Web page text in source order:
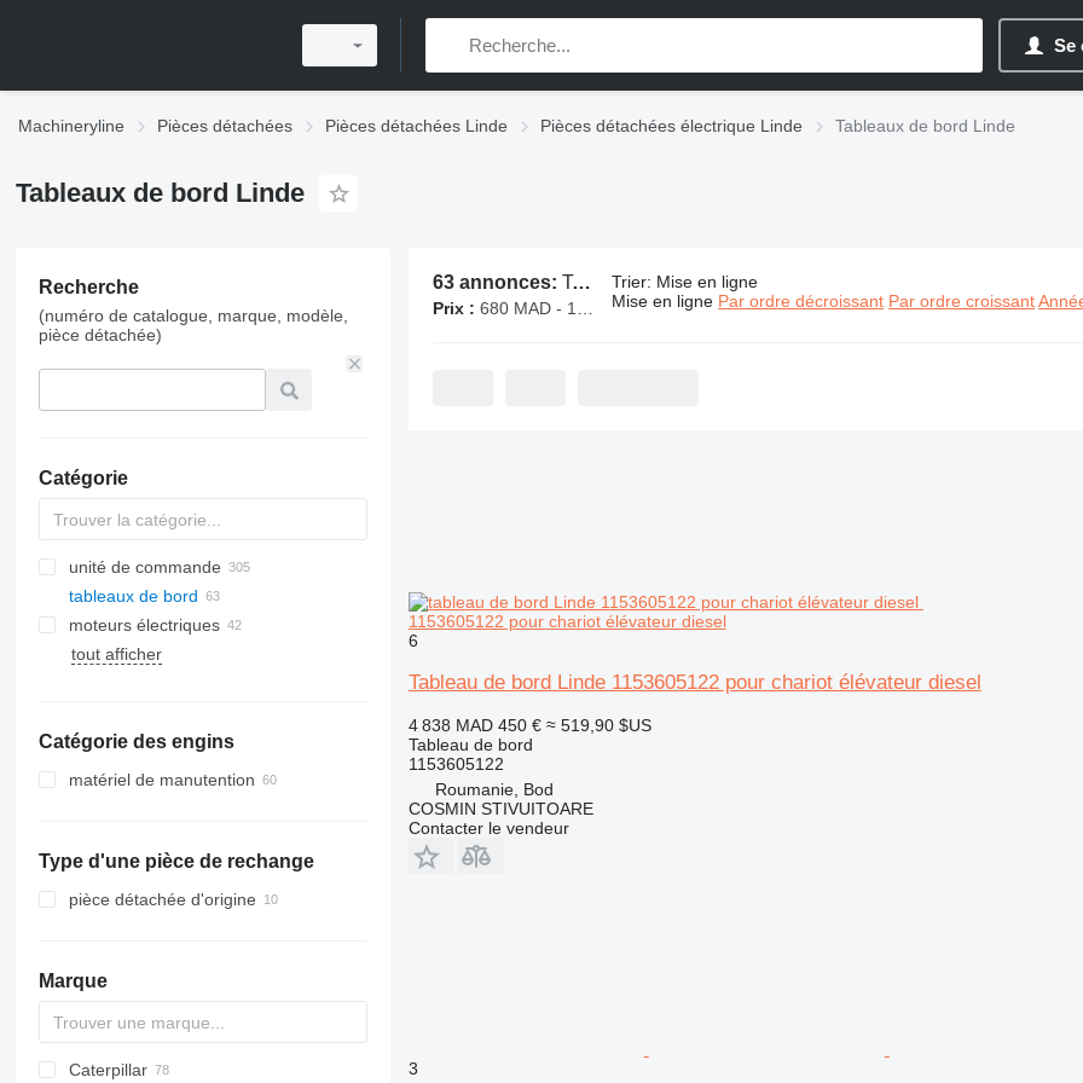
Se
Machineryline Pièces détachées Pièces détachées Linde Pièces détachées électrique Linde Tableaux de bord Linde
Tableaux de bord Linde
Recherche
(numéro de catalogue, marque, modèle,
pièce détachée)
Catégorie
unité de commande
tableaux de bord
moteurs électriques
tout afficher
Catégorie des engins
matériel de manutention
chariots élévateurs électriques
chariots élévateur à gaz
chariots porte-conteneurs
chariots rétractables
gerbeurs
Type d'une pièce de rechange
pièce détachée d'origine
Marque
AZ
1604
UNS
C-series
B
BB
580
Caterpillar
63 annonces: Tableaux de bord Linde
Prix : 680 MAD - 16 000 MAD
Trier: Mise en ligne
Mise en ligne Par ordre décroissant Par ordre croissant
1153605122 pour chariot élévateur diesel
6
Tableau de bord Linde 1153605122 pour chariot élévateur diesel
4 838 MAD 450 € ≈ 519,90 $US
Tableau de bord
1153605122
Roumanie, Bod
COSMIN STIVUITOARE
Contacter le vendeur
3